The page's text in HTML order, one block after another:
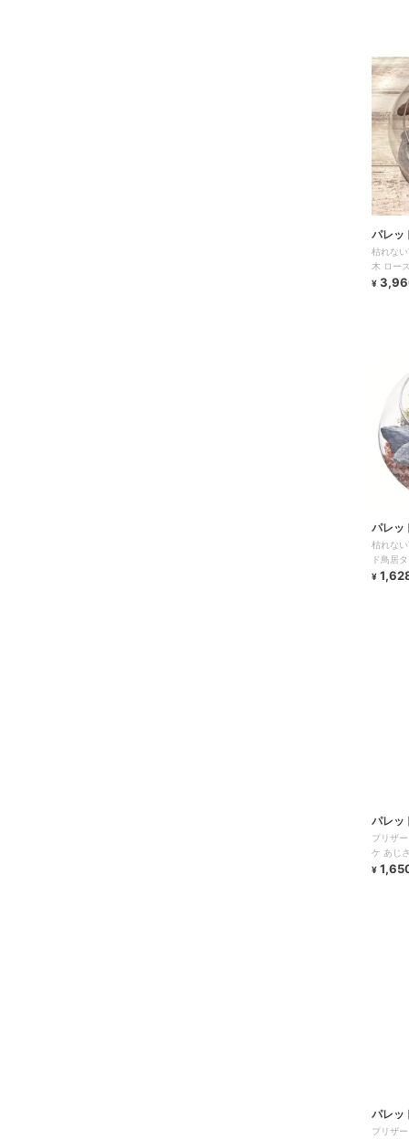
パレッ
枯れな
木 ロー
¥
パレッ
枯れな
ド鳥居
¥
パレッ
プリザ
ケ あじ
¥
パレッ
プリザ